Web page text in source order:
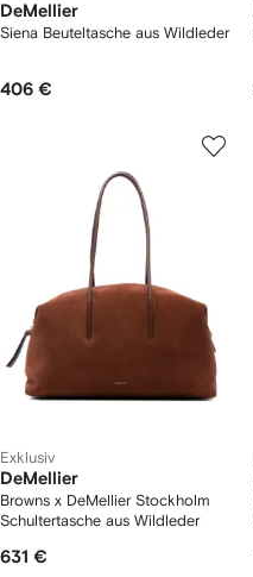
DeMellier
Siena Beuteltasche aus Wildleder
406 €
Exklusiv
DeMellier
Browns x DeMellier Stockholm
Schultertasche aus Wildleder
631 €